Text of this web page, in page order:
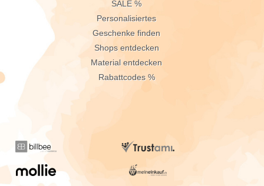
SALE %
Personalisiertes
Geschenke finden
Shops entdecken
Material entdecken
Rabattcodes %